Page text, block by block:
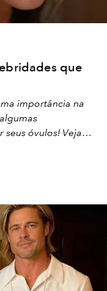
que
importância na
óvulos! Veja